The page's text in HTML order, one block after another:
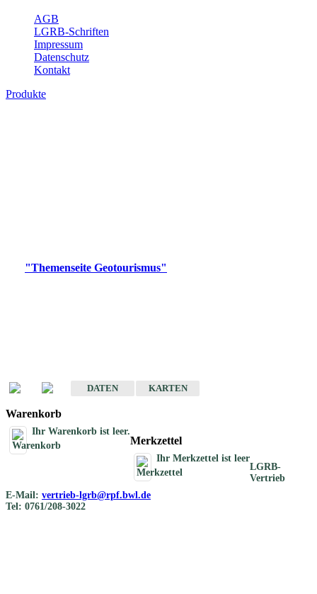
AGB
LGRB-Schriften
Impressum
Datenschutz
Kontakt
Produkte
"Themenseite Geotourismus"
DATEN
KARTEN
Warenkorb
Ihr Warenkorb ist leer.
Merkzettel
Ihr Merkzettel ist leer
LGRB-
Vertrieb
E-Mail: vertrieb-lgrb@rpf.bwl.de
Tel: 0761/208-3022